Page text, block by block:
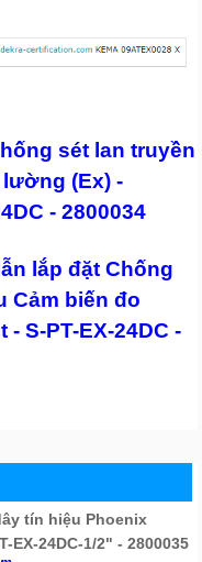
sét lan truyền
(Ex) -
- 2800034
lắp đặt Chống
Cảm biến đo
S-PT-EX-24DC -
tín hiệu Phoenix
EX-24DC-1/2" - 2800035